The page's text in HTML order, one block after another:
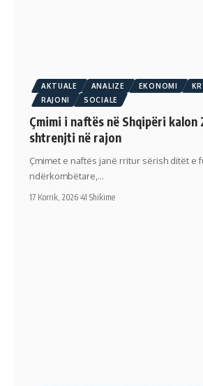
AKTUALE ANALIZE EKONOMI
RAJONI
SOCIALE
Çmimi i naftës në Shqipëri kalon
shtrenjti në rajon
Çmimet e naftës janë rritur sërish ditët e
ndërkombëtare,…
17 Korrik, 2026 41 Shikime